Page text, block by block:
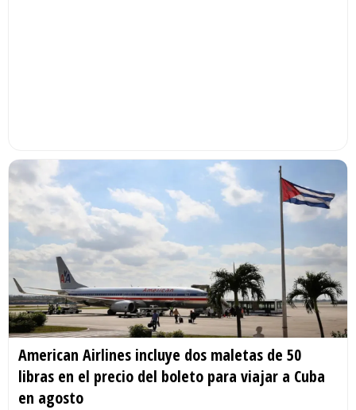
American Airlines incluye dos maletas de 50
libras en el precio del boleto para viajar a Cuba
en agosto